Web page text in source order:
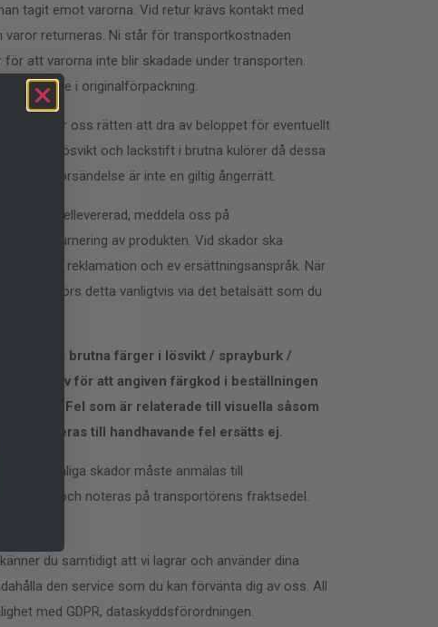
tagit emot varorna. Vid retur krävs kontakt med
varor returneras. Ni står för transportkostnaden
att varorna inte blir skadade under transporten.
i originalförpackning.
förbehåller oss rätten att dra av beloppet för eventuellt
lösvikt och lackstift i brutna kulörer då dessa
ut sin försändelse är inte en giltig ångerrätt.
eller fellevererad, meddela oss på
med returnering av produkten. Vid skador ska
till reklamation och ev ersättningsanspråk. När
görs detta vanligtvis via det betalsätt som du
brutna färger i lösvikt / sprayburk /
själv för att angiven färgkod i beställningen
sig. Fel som är relaterade till visuella såsom
kan relateras till handhavande fel ersätts ej.
Synliga skador måste anmälas till
och noteras på transportörens fraktsedel.
du samtidigt att vi lagrar och använder dina
den service som du kan förvänta dig av oss. All
med GDPR, dataskyddsförordningen.